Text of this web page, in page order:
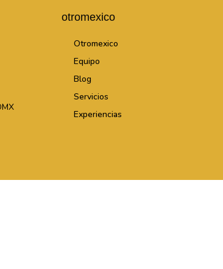
otromexico
Otromexico
Equipo
Blog
Servicios
Experiencias